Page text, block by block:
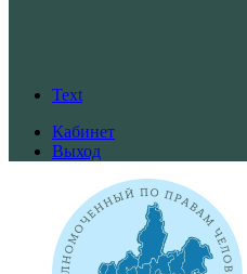
Text
Кабинет
Выход